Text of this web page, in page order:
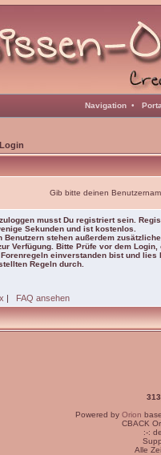
Navigation •
Gib bitte deinen
musst Du registriert sein.
Sekunden und ist kostenlos.
Benutzern stehen außerdem zusätzliche
Verfügung. Bitte Prüfe vor dem Login,
einverstanden bist und lies
Regeln durch.
| FAQ ansehen
Powered by Orion
CBACK
:-:
Alle